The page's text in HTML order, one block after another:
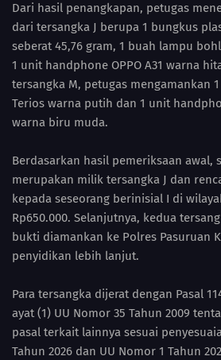
Dari hasil penangkapan, petugas
dari tersangka J berupa 1 bungkus
seberat 45,76 gram, 1 buah lampu
1 unit handphone OPPO A31 warna
tersangka M, petugas mengamankan
Terios warna putih dan 1 unit
warna biru muda.
Berdasarkan hasil pemeriksaan awal,
merupakan milik tersangka J dan
kepada seseorang berinisial I di
Rp650.000. Selanjutnya, kedua
bukti diamankan ke Polres Pasuruan
penyidikan lebih lanjut.
Para tersangka dijerat dengan Pasal
ayat (1) UU Nomor 35 Tahun 2009
pasal terkait lainnya sesuai
Tahun 2026 dan UU Nomor 1 Tahun